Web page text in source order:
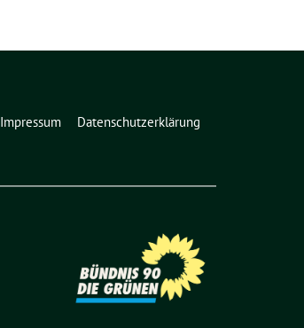
Impressum Datenschutzerklärung